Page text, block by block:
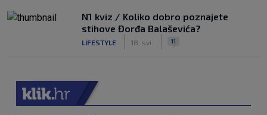
N1 kviz / Koliko dobro poznajete
stihove Đorđa Balaševića?
LIFESTYLE 18. svi. 11